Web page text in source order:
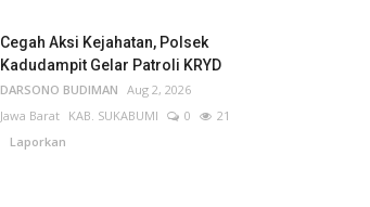
Cegah Aksi Kejahatan, Polsek
Kadudampit Gelar Patroli KRYD
DARSONO BUDIMAN Aug 2, 2026
Jawa Barat KAB. SUKABUMI 0
21
Laporkan